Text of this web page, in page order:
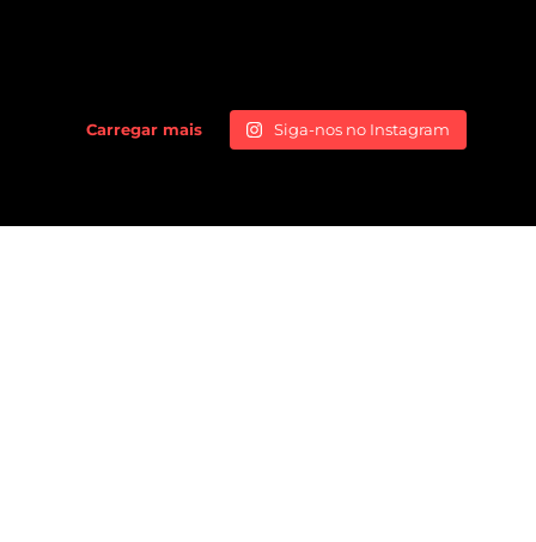
Carregar mais Siga-nos no Instagram